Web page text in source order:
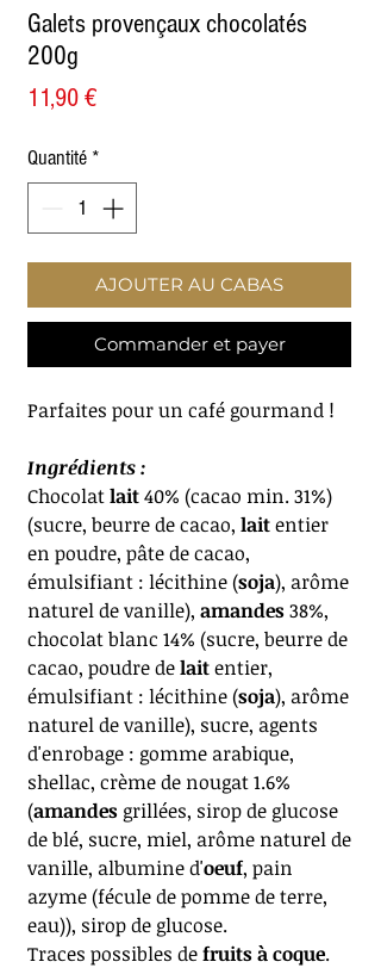
Galets provençaux chocolatés
200g
11,90 €Prix
Quantité *
AJOUTER AU CABAS
Commander et payer
Parfaites pour un café gourmand !
Ingrédients :
Chocolatlait40% (cacao min. 31%)
(sucre, beurre de cacao, laitentier
en poudre, pâte de cacao,
émulsifiant : lécithine (soja), arôme
naturel de vanille), amandes38%,
chocolat blanc 14% (sucre, beurre de
cacao, poudre delaitentier,
émulsifiant : lécithine (soja), arôme
naturel de vanille), sucre, agents
d'enrobage : gomme arabique,
shellac, crème de nougat 1.6%
(amandes grillées, sirop de glucose
de blé, sucre, miel, arôme naturel de
vanille, albumine d'oeuf, pain
azyme (fécule de pomme de terre,
eau)), sirop de glucose.
Traces possibles defruits à coque.